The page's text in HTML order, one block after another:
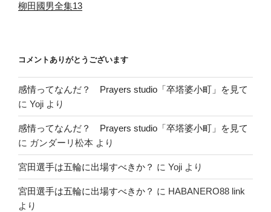
柳田國男全集13
コメントありがとうございます
感情ってなんだ？ Prayers studio「卒塔婆小町」を見て
に Yoji より
感情ってなんだ？ Prayers studio「卒塔婆小町」を見て
に ガンダーリ松本 より
宮田選手は五輪に出場すべきか？ に Yoji より
宮田選手は五輪に出場すべきか？ に HABANERO88 link
より